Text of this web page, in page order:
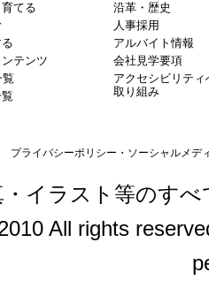
てる
テンツ
沿革・歴史
人事採用
アルバイト情報
会社見学要項
アクセシビリティ
取り組み
プライバシーポリシー・ソーシャルメデ
イラスト等のす
All rights